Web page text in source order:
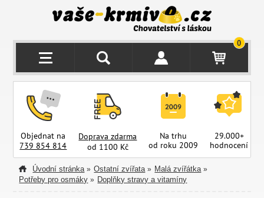
0
Objednat na
739 854 814
Doprava zdarma
od 1100 Kč
Na trhu
od roku 2009
29.000+
hodnocení
Úvodní stránka » Ostatní zvířata » Malá zvířátka »
Potřeby pro osmáky » Doplňky stravy a vitamíny